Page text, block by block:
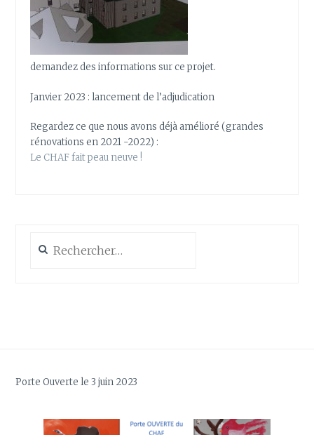
demandez des informations sur ce projet.
Janvier 2023 : lancement de l’adjudication
Regardez ce que nous avons déjà amélioré (grandes
rénovations en 2021 -2022) :
Le CHAF fait peau neuve !
Porte Ouverte le 3 juin 2023